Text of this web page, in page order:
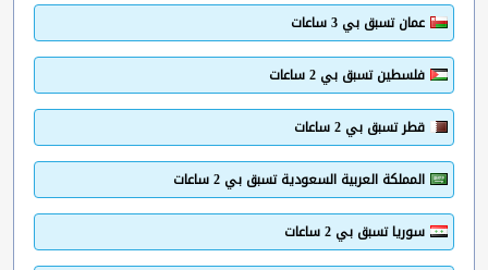
عمان تسبق بي 3 ساعات
فلسطين تسبق بي 2 ساعات
قطر تسبق بي 2 ساعات
المملكة العربية السعودية تسبق بي 2 ساعات
سوريا تسبق بي 2 ساعات